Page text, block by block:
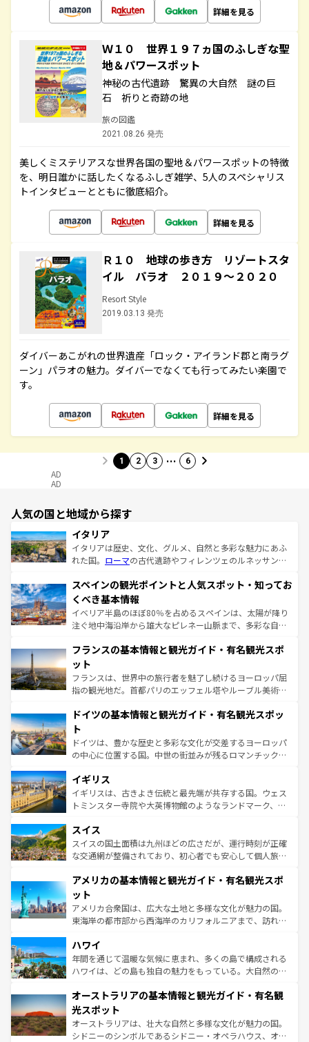
詳細を見る
Ｗ１０ 世界１９７ヵ国のふしぎな聖
地＆パワースポット
神秘の古代遺跡 驚異の大自然 謎の巨
石 祈りと奇跡の地
旅の図鑑
2021.08.26 発売
美しくミステリアスな世界各国の聖地＆パワースポットの特徴
を、明日誰かに話したくなるふしぎ雑学、5人のスペシャリス
トインタビューとともに徹底紹介。
詳細を見る
Ｒ１０ 地球の歩き方 リゾートスタ
イル パラオ ２０１９～２０２０
Resort Style
2019.03.13 発売
ダイバーあこがれの世界遺産「ロック・アイランド郡と南ラグ
ーン」パラオの魅力。ダイバーでなくても行ってみたい楽園で
す。
詳細を見る
1 2 3 … 6
AD
AD
人気の国と地域から探す
イタリア
イタリアは歴史、文化、グルメ、自然と多彩な魅力にあふ
れた国。 ローマの古代遺跡やフィレンツェのルネッサンス
ろん、トスカーナの美しい田園風景やアマルフィ海岸の絶
景など、自然景観も見逃せない。観光の合間には、本場の
ピザやパスタなど、絶品のイタリア料理を堪能することも
できる。朝目覚めてから夜眠るまで、すべての瞬間を楽し
なお、新着のイタリア情報はコンテンツ一覧を参照してほ
しい。
スペインの観光ポイントと人気スポット・知ってお
くべき基本情報
イベリア半島のほぼ80％を占めるスペインは、太陽が降り
注ぐ地中海沿岸から雄大なピレネー山脈まで、多彩な自然
文化が根付くこの国では、情熱的なフラメンコ、熱気あふ
れる闘牛、そして美味しいタパスが生活の一部となってい
る。首都マドリードの洗練された雰囲気や、バルセロナの
アートに溢れた街角から、地方では古代ローマ遺跡や中世
せる。地方によって風土や気候が異なるスペインはその個
ンテンツ一覧 を参照してほしい。
フランスの基本情報と観光ガイド・有名観光スポ
ット
フランスは、世界中の旅行者を魅了し続けるヨーロッパ屈
指の観光地だ。首都パリのエッフェル塔やルーブル美術館
で、幅広い魅力が詰まっている。華麗な宮殿、歴史的な大
聖堂、美しいビーチ、そして豊かな自然が、訪れる者を心
から魅了する。また、フランスは美食の国としても知ら
れ、フランス料理はユネスコ無形文化遺産にも登録されて
香り高いラベンダー畑など、多彩な楽しみ方が可能だ。さ
らに、パリ以外の地域にも魅力が溢れており、どの街角に
も豊かな歴史と文化が息づいている。パリ以外の個性あふ
を参照してほしい。
ドイツの基本情報と観光ガイド・有名観光スポッ
ト
ドイツは、豊かな歴史と多彩な文化が交差するヨーロッパ
の中心に位置する国。中世の街並みが残るロマンチック街
顔を持つこの国は、どこを歩いても飽きることがない。ベ
ルリンの文化的活気、バイエルン州のアルプスの絶景、そ
してライン川沿いのワイン畑といった風景は必見。ビール
は、お酒好きな人にはぜひ体験してほしい。 なお、新着の
ドイツ情報はコンテンツ一覧を参照してほしい。
イギリス
イギリスは、古きよき伝統と最先端が共存する国。ウェス
トミンスター寺院や大英博物館のようなランドマーク、歴
リアごとに異なる魅力がある。また、優雅なアフタヌーン
ティー、ビール好きにはたまらない英国パブ、サッカー観
戦など、本場だからこそできる体験も豊富。イギリスを旅
ンツ一覧を参照してほしい。
スイス
スイスの国土面積は九州ほどの広さだが、運行時刻が正確
な交通網が整備されており、初心者でも安心して個人旅行
の建物がそのまま残る町や、スイスならではのユニークな
博物館もあり、アルプス観光だけでなく町歩きも満喫する
ことができる。国民の所得が高いため物価も高いが、旅行
者向けの交通パス提供のサービスもあり、うまく活用すれ
着のスイス情報は
アメリカの基本情報と観光ガイド・有名観光スポ
ット
アメリカ合衆国は、広大な土地と多様な文化が魅力の国。
東海岸の都市部から西海岸のカリフォルニアまで、訪れる
のような巨大都市は、観光、ショッピング、エンターテイ
ンメントが詰まった刺激的なスポットだ。一方、アメリカ
西部には大自然が広がり、グランドキャニオンやイエロー
部のニューオーリンズでは、音楽と美食が融合した独特の
文化が魅力。旅行者はアメリカの各地域で異なる魅力を楽
しみながら、その多様性と豊かな歴史を感じることができ
るだろう。車でのロードトリップや列車の旅も、アメリカ
ハワイ
年間を通じて温暖な気候に恵まれ、多くの島で構成される
ハワイは、どの島も独自の魅力をもっている。大自然の神
ワイ島は見逃せない。また、定番の観光地といえばオアフ
島だが、静かな自然を求めるならマウイ島やカウアイ島が
おすすめ。エメラルドグリーンに輝く海をはじめ、豊かな
文化や歴史が息づいている。「アロハスピリット」と呼ば
オーストラリアの基本情報と観光ガイド・有名観
光スポット
オーストラリアは、壮大な自然と多様な文化が魅力の国。
シドニーのシンボルであるシドニー・オペラハウス、オー